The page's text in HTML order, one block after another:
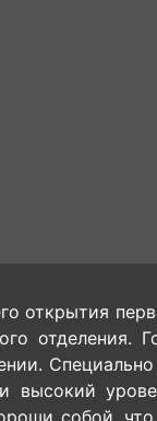
открытия
отделения.
высокий
собой,